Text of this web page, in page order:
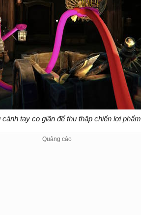
tay co giãn để thu thập chiến lợi phẩm